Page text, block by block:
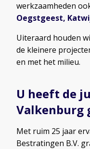
werkzaamheden
Oegstgeest,
Uiteraard houden
de kleinere
en met het milieu.
U heeft de
Valkenburg
Met ruim 25 jaar
Bestratingen B.V.